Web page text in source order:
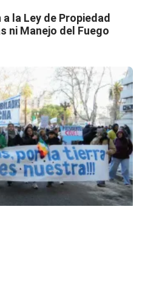
la Ley de Propiedad
ni Manejo del Fuego